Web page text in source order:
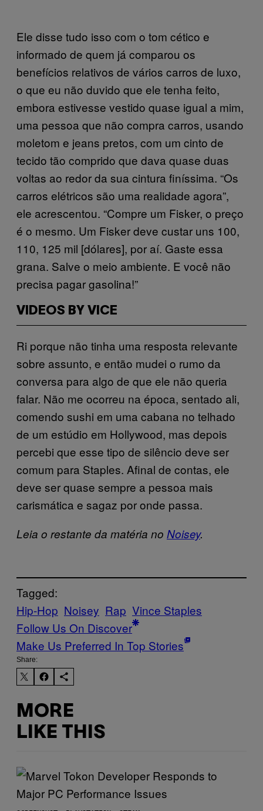
Ele disse tudo isso com o tom cético e
informado de quem já comparou os
benefícios relativos de vários carros de luxo,
o que eu não duvido que ele tenha feito,
embora estivesse vestido quase igual a mim,
uma pessoa que não compra carros, usando
moletom e jeans pretos, com um cinto de
tecido tão comprido que dava quase duas
voltas ao redor da sua cintura finíssima. “Os
carros elétricos são uma realidade agora”,
ele acrescentou. “Compre um Fisker, o preço
é o mesmo. Um Fisker deve custar uns 100,
110, 125 mil [dólares], por aí. Gaste essa
grana. Salve o meio ambiente. E você não
precisa pagar gasolina!”
VIDEOS BY VICE
Ri porque não tinha uma resposta relevante
sobre assunto, e então mudei o rumo da
conversa para algo de que ele não queria
falar. Não me ocorreu na época, sentado ali,
comendo sushi em uma cabana no telhado
de um estúdio em Hollywood, mas depois
percebi que esse tipo de silêncio deve ser
comum para Staples. Afinal de contas, ele
deve ser quase sempre a pessoa mais
carismática e sagaz por onde passa.
Leia o restante da matéria no Noisey.
Tagged:
Hip-Hop Noisey Rap Vince Staples
Follow Us On Discover
Make Us Preferred In Top Stories
Share:
MORE
LIKE THIS